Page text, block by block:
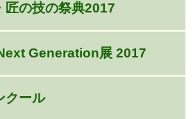
匠の技の祭典2017
Generation展 2017
クール